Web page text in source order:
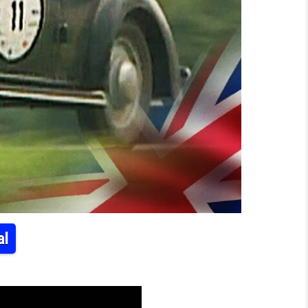
MOTORVISION INTERNATIONAL